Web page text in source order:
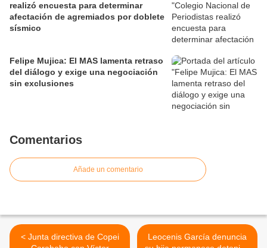
realizó encuesta para determinar
afectación de agremiados por doblete
sísmico
Felipe Mujica: El MAS lamenta retraso
del diálogo y exige una negociación
sin exclusiones
Comentarios
Añade un comentario
< Junta directiva de Copei
Leocenis García denuncia